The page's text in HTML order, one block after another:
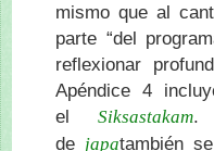
mismo que al
parte “del
reflexionar
Apéndice 4
el Siksastakam.
de japatambién